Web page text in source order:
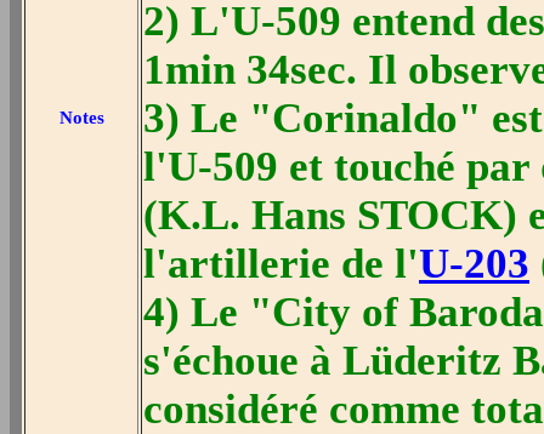
Notes
2) L'U-509 entend
1min 34sec. Il
3) Le "Corinaldo"
l'U-509 et touché par
(K.L. Hans STOCK)
l'artillerie de l'U-203
4) Le "City of
s'échoue à Lüderitz
considéré comme